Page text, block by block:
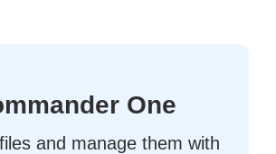
One
and manage them with